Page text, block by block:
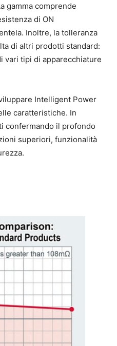
gamma comprende
di ON
Inoltre, la tolleranza
di altri prodotti standard:
vari tipi di apparecchiature
Intelligent Power
caratteristiche. In
confermando il profondo
superiori, funzionalità